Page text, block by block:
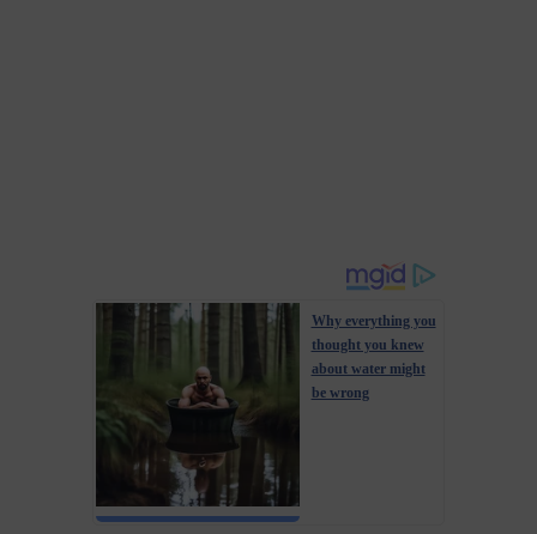
Why everything you
thought you knew
about water might
be wrong